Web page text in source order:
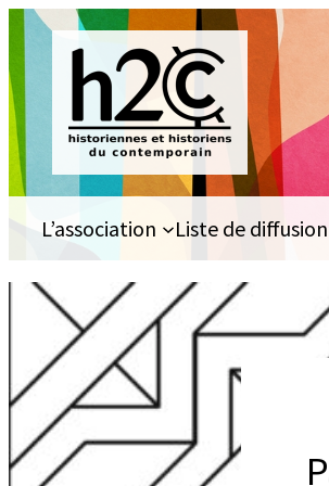
Aller
au
contenu
L’association Liste de diffusion